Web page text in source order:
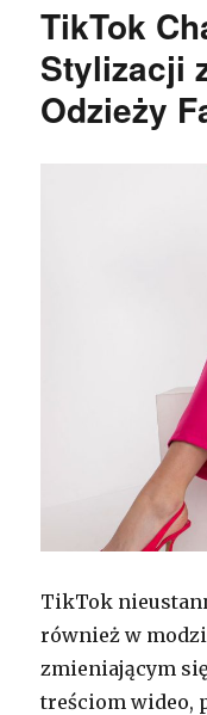
TikTok
Stylizacji
Odzieży
TikTok
również w
zmieniającym
treściom wideo,